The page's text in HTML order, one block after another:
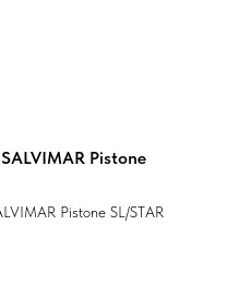
Pistone
Pistone SL/STAR